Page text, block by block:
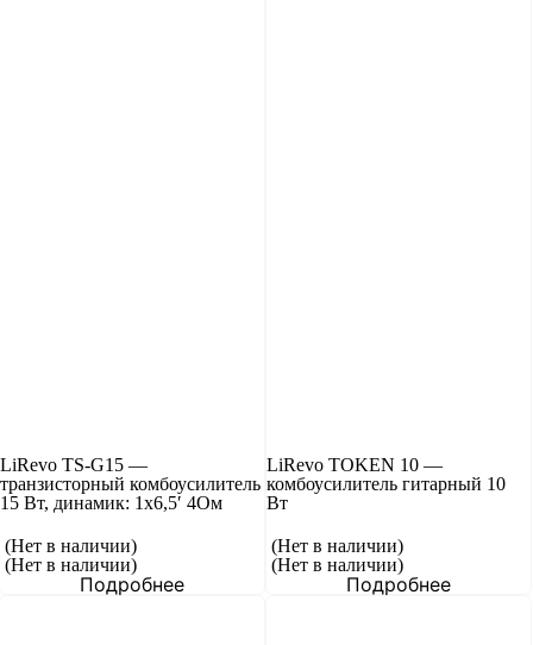
LiRevo TS-G15 —
транзисторный комбоусилитель
15 Вт, динамик: 1х6,5′ 4Ом
(Нет в наличии)
(Нет в наличии)
Подробнее
LiRevo TOKEN 10 —
комбоусилитель гитарный 10
Вт
(Нет в наличии)
(Нет в наличии)
Подробнее